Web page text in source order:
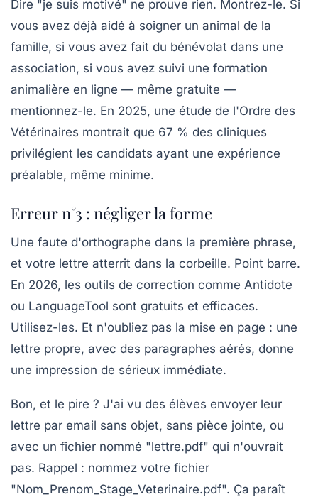
Dire "je suis motivé" ne prouve rien. Montrez-le. Si
vous avez déjà aidé à soigner un animal de la
famille, si vous avez fait du bénévolat dans une
association, si vous avez suivi une formation
animalière en ligne — même gratuite —
mentionnez-le. En 2025, une étude de l'Ordre des
Vétérinaires montrait que 67 % des cliniques
privilégient les candidats ayant une expérience
préalable, même minime.
Erreur n°3 : négliger la forme
Une faute d'orthographe dans la première phrase,
et votre lettre atterrit dans la corbeille. Point barre.
En 2026, les outils de correction comme Antidote
ou LanguageTool sont gratuits et efficaces.
Utilisez-les. Et n'oubliez pas la mise en page : une
lettre propre, avec des paragraphes aérés, donne
une impression de sérieux immédiate.
Bon, et le pire ? J'ai vu des élèves envoyer leur
lettre par email sans objet, sans pièce jointe, ou
avec un fichier nommé "lettre.pdf" qui n'ouvrait
pas. Rappel : nommez votre fichier
"Nom_Prenom_Stage_Veterinaire.pdf". Ça paraît